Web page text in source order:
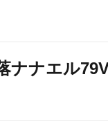
ナナエル